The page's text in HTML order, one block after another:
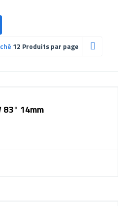
12 Produits par page
83° 14mm